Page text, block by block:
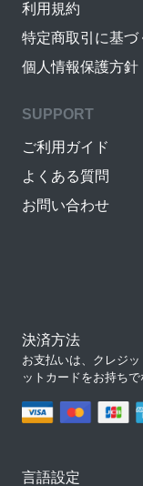
利用規約
特定商取引に基づ
個人情報保護方針
SUPPORT
ご利用ガイド
よくある質問
お問い合わせ
決済方法
お支払いは、クレジ
ットカードをお持ち
言語設定